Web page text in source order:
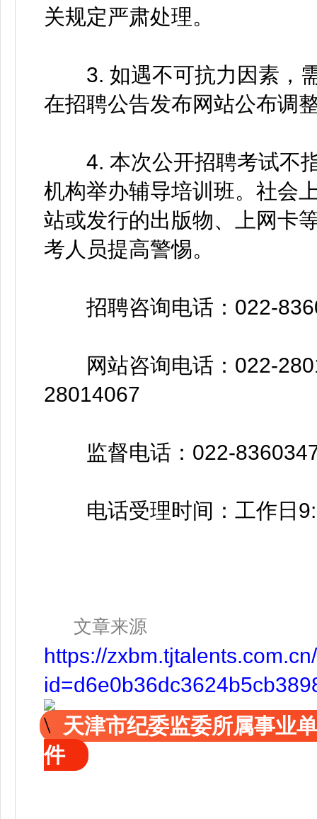
关规定严肃处理。
3. 如遇不可抗力因素，需
在招聘公告发布网站公布调
4. 本次公开招聘考试不指
机构举办辅导培训班。社会
站或发行的出版物、上网卡
考人员提高警惕。
招聘咨询电话：022-
网站咨询电话：022-
28014067
监督电话：022-
电话受理时间：工作日
文章来源
https://
天津市纪委监委所属事业
件